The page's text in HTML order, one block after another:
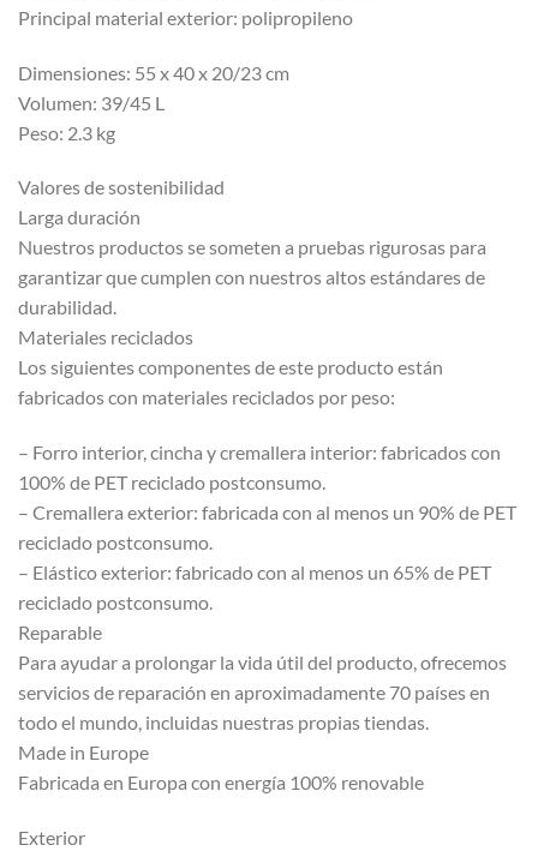
Principal material exterior: polipropileno
Dimensiones: 55 x 40 x 20/23 cm
Volumen: 39/45 L
Peso: 2.3 kg
Valores de sostenibilidad
Larga duración
Nuestros productos se someten a pruebas rigurosas para
garantizar que cumplen con nuestros altos estándares de
durabilidad.
Materiales reciclados
Los siguientes componentes de este producto están
fabricados con materiales reciclados por peso:
– Forro interior, cincha y cremallera interior: fabricados con
100% de PET reciclado postconsumo.
– Cremallera exterior: fabricada con al menos un 90% de PET
reciclado postconsumo.
– Elástico exterior: fabricado con al menos un 65% de PET
reciclado postconsumo.
Reparable
Para ayudar a prolongar la vida útil del producto, ofrecemos
servicios de reparación en aproximadamente 70 países en
todo el mundo, incluidas nuestras propias tiendas.
Made in Europe
Fabricada en Europa con energía 100% renovable
Exterior